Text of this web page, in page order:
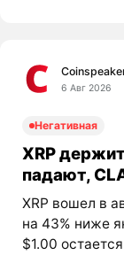
6 Авг 2026
Негативная
XRP
падают,
XRP вошел в
на 43% ниже
$1.00